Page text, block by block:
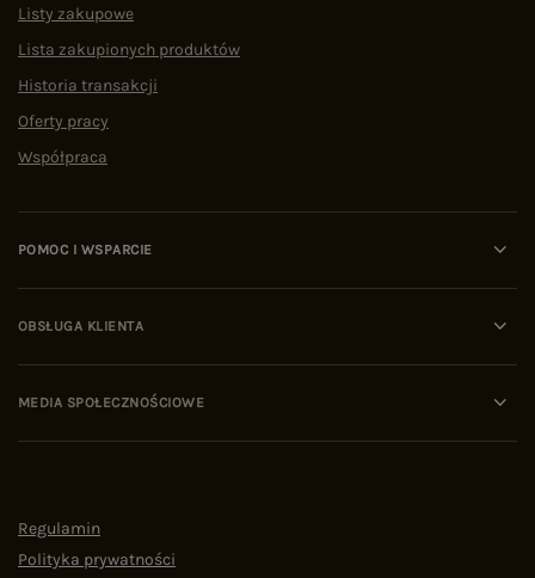
Listy zakupowe
Lista zakupionych produktów
Historia transakcji
Oferty pracy
Współpraca
POMOC I WSPARCIE
OBSŁUGA KLIENTA
MEDIA SPOŁECZNOŚCIOWE
Regulamin
Polityka prywatności